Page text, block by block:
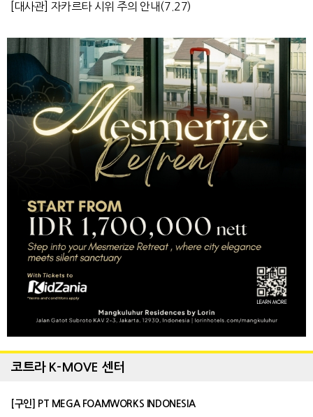
[대사관] 자카르타 시위 주의 안내(7.27)
코트라 K-MOVE 센터
[구인] PT MEGA FOAMWORKS INDONESIA